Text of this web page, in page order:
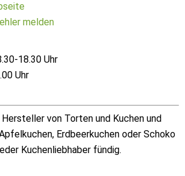
melden
18.30 Uhr
Uhr
von Torten und Kuchen und
Erdbeerkuchen oder Schoko
Kuchenliebhaber fündig.